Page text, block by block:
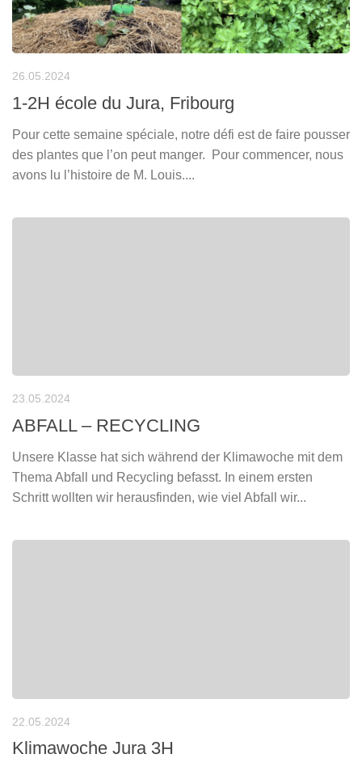
26.05.2024
1-2H école du Jura, Fribourg
Pour cette semaine spéciale, notre défi est de faire pousser
des plantes que l’on peut manger. Pour commencer, nous
avons lu l’histoire de M. Louis....
23.05.2024
ABFALL – RECYCLING
Unsere Klasse hat sich während der Klimawoche mit dem
Thema Abfall und Recycling befasst. In einem ersten
Schritt wollten wir herausfinden, wie viel Abfall wir...
22.05.2024
Klimawoche Jura 3H